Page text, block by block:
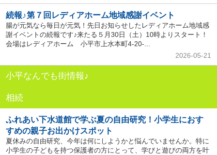
続報♪第７回レディアホーム地域感謝イベント
腸が元気なら毎日が元気！先日お知らせしたレディアホーム地域感
謝イベントの続報です♪来たる５月30日（土）10時よりスタート！
会場はレディアホーム 小平市上水本町4-20-...
2026-05-21
小平なんでも街情報♪
相続
ふれあい下水道館で学ぶ夏の自由研究！小学生におす
すめの親子お出かけスポット
夏休みの自由研究、今年は何にしようかと悩んでいませんか。特に
小学生の子どもを持つ保護者の方にとって、学びと遊びの両方を叶